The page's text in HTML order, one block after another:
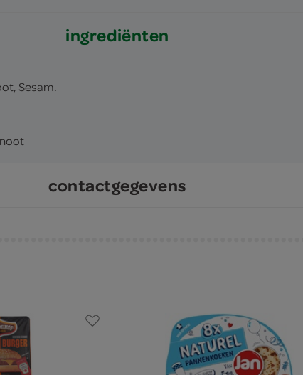
ingrediënten
Sesam.
contactgegevens